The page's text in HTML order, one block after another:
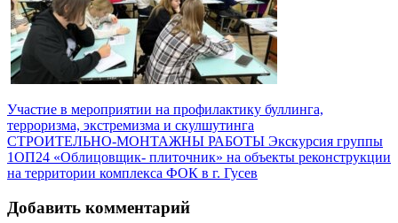
Навигация
по
записям
Участие в мероприятии на профилактику буллинга,
терроризма, экстремизма и скулшутинга
СТРОИТЕЛЬНО-МОНТАЖНЫ РАБОТЫ Экскурсия группы
1ОП24 «Облицовщик- плиточник» на объекты реконструкции
на территории комплекса ФОК в г. Гусев
Добавить комментарий